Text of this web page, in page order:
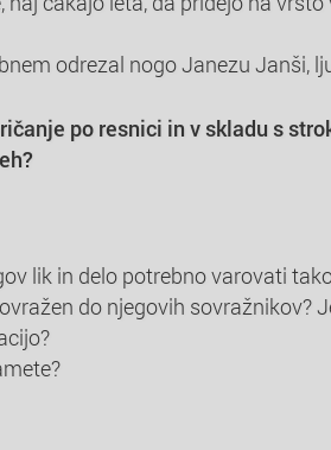
odrezal nogo Janezu Janši,
po resnici in v skladu s
lik in delo potrebno varovati
do njegovih sovražnikov?